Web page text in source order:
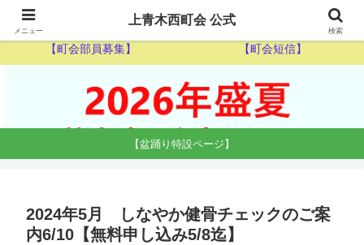
【ゴミ収集カレンダー】 【休日当番医】
【町会部員募集】 【町会短信】
【盆踊り特設ページ】
2024年5月 しなやか健骨チェックのご案
内6/10【無料申し込み5/8迄】
メニュー
上青木西町会 公式
検索